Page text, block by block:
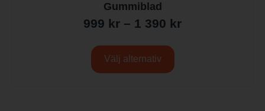
Gummiblad
999 kr – 1 390 kr
Välj alternativ